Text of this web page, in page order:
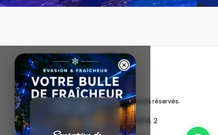
2026. Tous droits réservés.
CALM SPA 2